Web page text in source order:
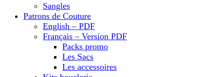
Sangles
Patrons de Couture
English – PDF
Français – Version PDF
Packs promo
Les Sacs
Les accessoires